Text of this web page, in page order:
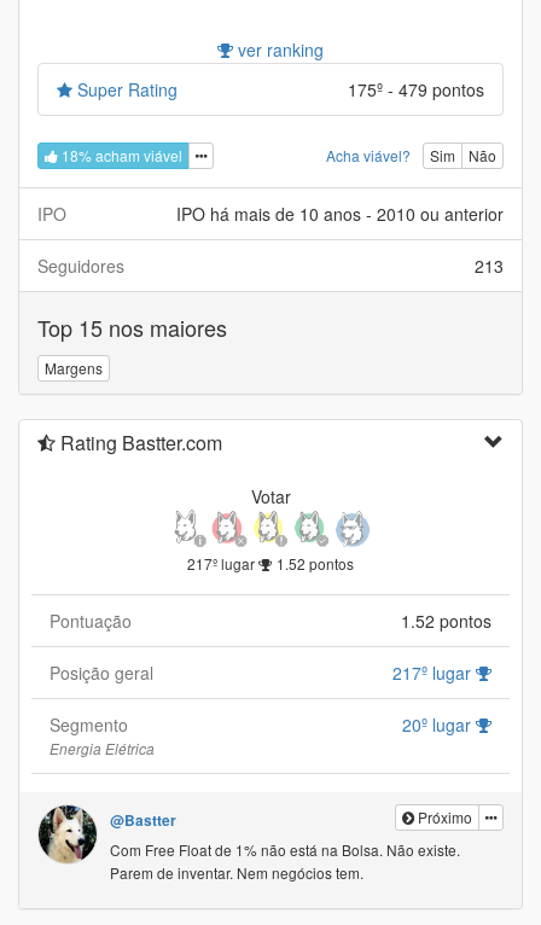
ver ranking
Super Rating
175º - 479 pontos
18% acham viável Acha viável? Sim Não
IPO IPO há mais de 10 anos - 2010 ou anterior
Seguidores 213
Top 15 nos maiores
Margens
Rating Bastter.com
Votar
217º lugar 1.52 pontos
Pontuação 1.52 pontos
Posição geral 217º lugar
Segmento 20º lugar
Energia Elétrica
Próximo
@Bastter
Com Free Float de 1% não está na Bolsa. Não existe.
Parem de inventar. Nem negócios tem.